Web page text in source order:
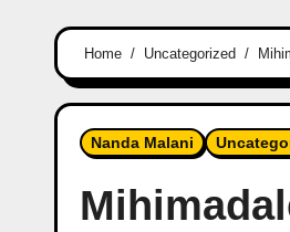
Home Uncategorized
Nanda Malani